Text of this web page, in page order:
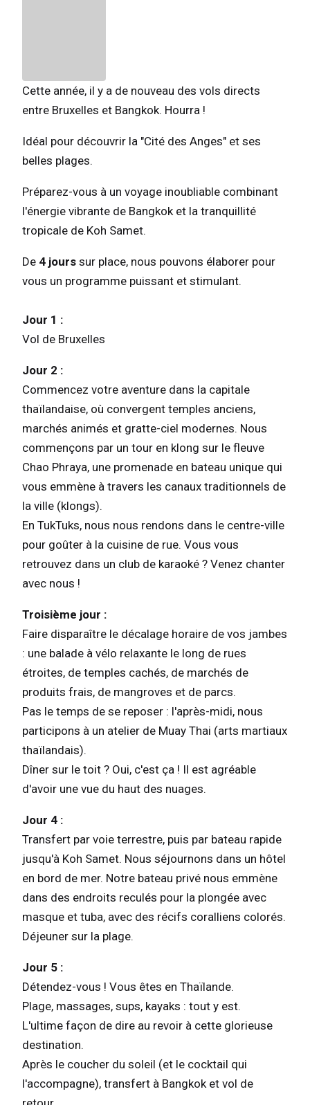
Cette année, il y a de nouveau des vols directs
entre Bruxelles et Bangkok. Hourra !
Idéal pour découvrir la "Cité des Anges" et ses
belles plages.
Préparez-vous à un voyage inoubliable combinant
l'énergie vibrante de Bangkok et la tranquillité
tropicale de Koh Samet.
De 4 jours sur place, nous pouvons élaborer pour
vous un programme puissant et stimulant.
Jour 1 :
Vol de Bruxelles
Jour 2 :
Commencez votre aventure dans la capitale
thaïlandaise, où convergent temples anciens,
marchés animés et gratte-ciel modernes. Nous
commençons par un tour en klong sur le fleuve
Chao Phraya, une promenade en bateau unique qui
vous emmène à travers les canaux traditionnels de
la ville (klongs).
En TukTuks, nous nous rendons dans le centre-ville
pour goûter à la cuisine de rue. Vous vous
retrouvez dans un club de karaoké ? Venez chanter
avec nous !
Troisième jour :
Faire disparaître le décalage horaire de vos jambes
: une balade à vélo relaxante le long de rues
étroites, de temples cachés, de marchés de
produits frais, de mangroves et de parcs.
Pas le temps de se reposer : l'après-midi, nous
participons à un atelier de Muay Thai (arts martiaux
thaïlandais).
Dîner sur le toit ? Oui, c'est ça ! Il est agréable
d'avoir une vue du haut des nuages.
Jour 4 :
Transfert par voie terrestre, puis par bateau rapide
jusqu'à Koh Samet. Nous séjournons dans un hôtel
en bord de mer. Notre bateau privé nous emmène
dans des endroits reculés pour la plongée avec
masque et tuba, avec des récifs coralliens colorés.
Déjeuner sur la plage.
Jour 5 :
Détendez-vous ! Vous êtes en Thaïlande.
Plage, massages, sups, kayaks : tout y est.
L'ultime façon de dire au revoir à cette glorieuse
destination.
Après le coucher du soleil (et le cocktail qui
l'accompagne), transfert à Bangkok et vol de